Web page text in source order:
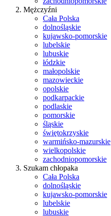
Mężczyźni
Cała Polska
dolnośląskie
kujawsko-pomorskie
lubelskie
lubuskie
łódzkie
małopolskie
mazowieckie
opolskie
podkarpackie
podlaskie
pomorskie
śląskie
świętokrzyskie
warmińsko-mazurskie
wielkopolskie
zachodniopomorskie
Szukam chłopaka
Cała Polska
dolnośląskie
kujawsko-pomorskie
lubelskie
lubuskie